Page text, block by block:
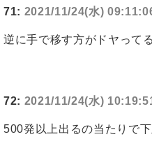
71: 2021/11/24(水)
逆に手で移す方がドヤって
72: 2021/11/24(水)
500発以上出るの当たりで